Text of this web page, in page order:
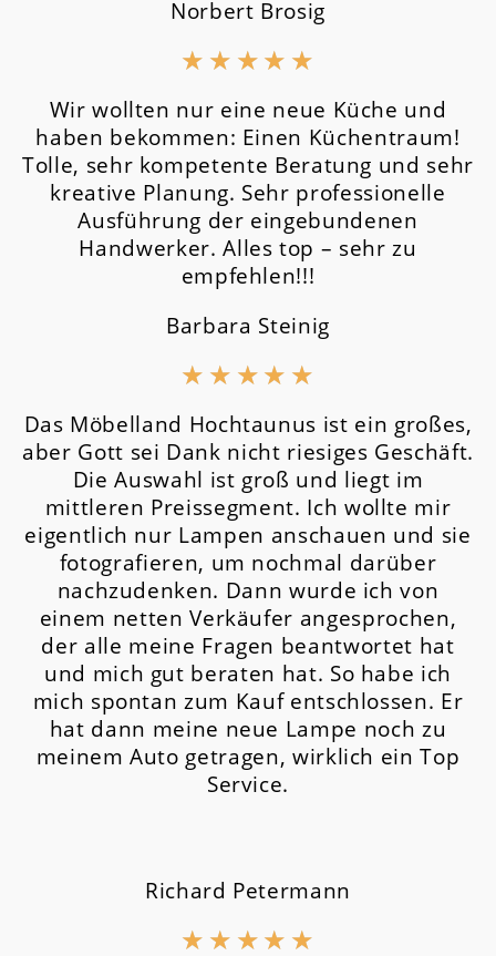
Norbert Brosig
★ ★ ★ ★ ★
Wir wollten nur eine neue Küche und
haben bekommen: Einen Küchentraum!
Tolle, sehr kompetente Beratung und sehr
kreative Planung. Sehr professionelle
Ausführung der eingebundenen
Handwerker. Alles top – sehr zu
empfehlen!!!
Barbara Steinig
★ ★ ★ ★ ★
Das Möbelland Hochtaunus ist ein großes,
aber Gott sei Dank nicht riesiges Geschäft.
Die Auswahl ist groß und liegt im
mittleren Preissegment. Ich wollte mir
eigentlich nur Lampen anschauen und sie
fotografieren, um nochmal darüber
nachzudenken. Dann wurde ich von
einem netten Verkäufer angesprochen,
der alle meine Fragen beantwortet hat
und mich gut beraten hat. So habe ich
mich spontan zum Kauf entschlossen. Er
hat dann meine neue Lampe noch zu
meinem Auto getragen, wirklich ein Top
Service.
Richard Petermann
★ ★ ★ ★ ★